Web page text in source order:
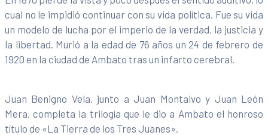
cual no le impidió continuar con su vida política. Fue su vida
un modelo de lucha por el imperio de la verdad, la justicia y
la libertad. Murió a la edad de 76 años un 24 de febrero de
1920 en la ciudad de Ambato tras un infarto cerebral.
Juan Benigno Vela, junto a Juan Montalvo y Juan León
Mera, completa la trilogía que le dio a Ambato el honroso
título de «La Tierra de los Tres Juanes».